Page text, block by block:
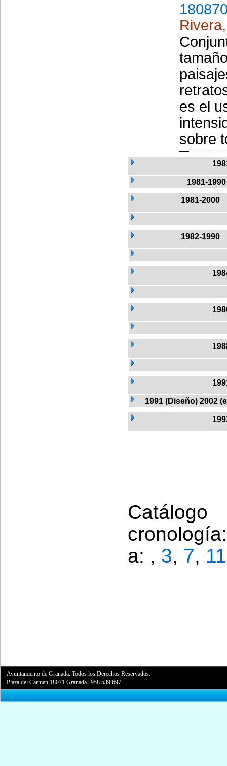
es el
sobre
1981-1990
1981-2000
1982-1990
1991 (Diseño) 2002
a: , 3, 7, 11
Ayuntamiento de Granada. Todos los Derechos Reservados.
Plaza del Carmen,18071 Granada |958 539 697